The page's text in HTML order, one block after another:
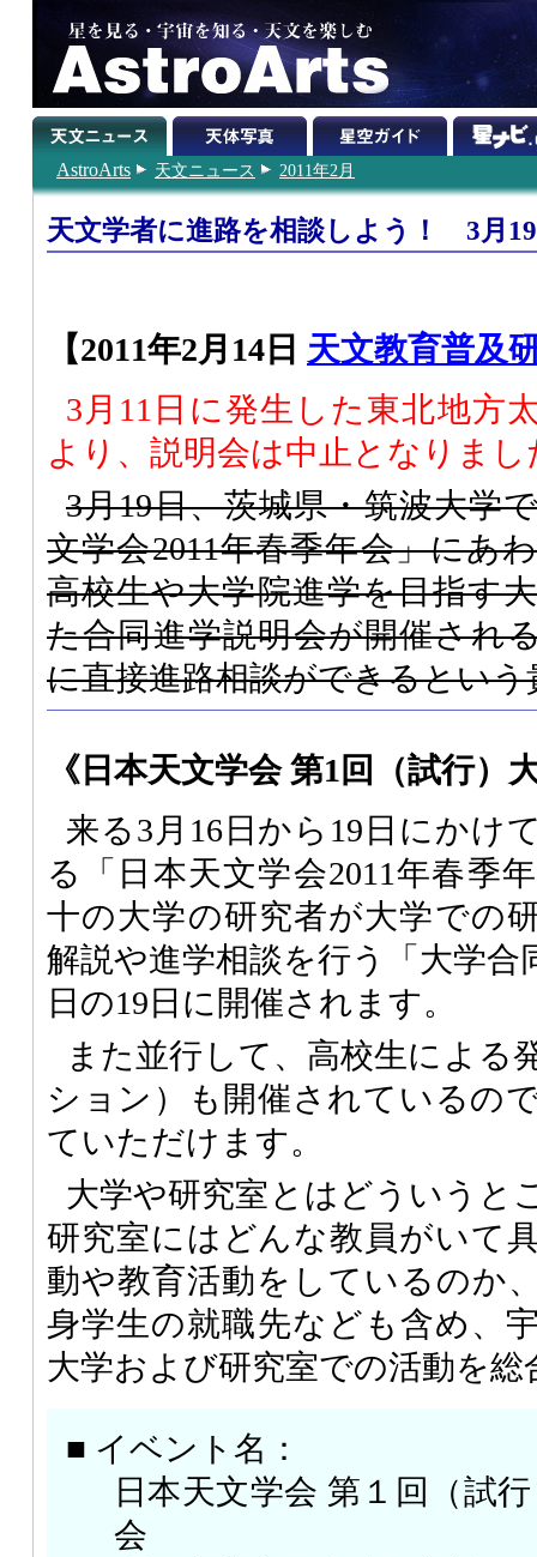
AstroArts 天文ニュース 2011年2月
天文学者に進路を相談しよう！ 3月
【2011年2月14日 天文教育普及
3月11日に発生した東北地方
より、説明会は中止となりまし
3月19日、茨城県・筑波大学
文学会2011年春季年会」にあ
高校生や大学院進学を目指す
た合同進学説明会が開催され
に直接進路相談ができるという
《日本天文学会 第1回（試行）
来る3月16日から19日にかけ
る「日本天文学会2011年春季
十の大学の研究者が大学での
解説や進学相談を行う「大学合
日の19日に開催されます。
また並行して、高校生による
ション）も開催されているの
ていただけます。
大学や研究室とはどういうと
研究室にはどんな教員がいて
動や教育活動をしているのか
身学生の就職先なども含め、
大学および研究室での活動を
■ イベント名：
日本天文学会 第１回（試
会